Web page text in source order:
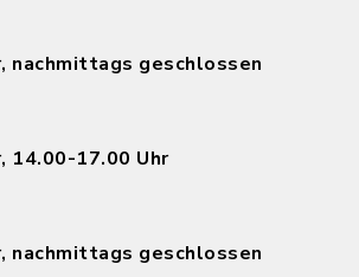
nachmittags geschlossen
14.00-17.00 Uhr
nachmittags geschlossen